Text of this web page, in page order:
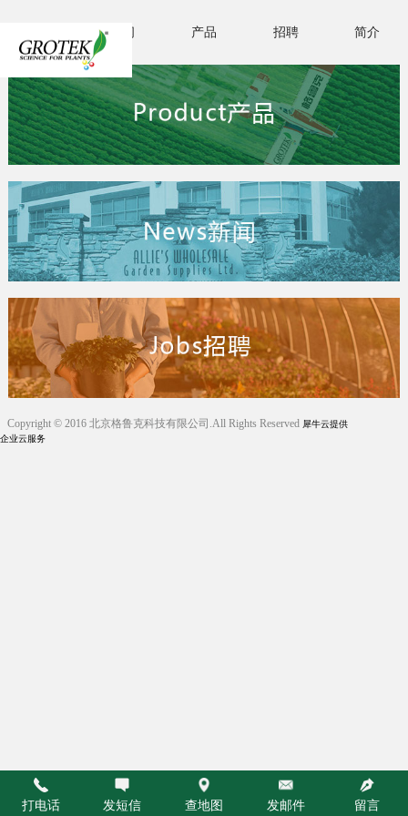
新闻 产品 招聘 简介
Copyright © 2016 北京格鲁克科技有限公司.All Rights Reserved 犀牛云提供
企业云服务
打电话 发短信 查地图 发邮件 留言